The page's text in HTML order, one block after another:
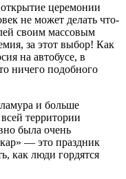
церемонии
не может делать что-
своим массовым
за этот выбор! Как
на автобусе, в
ничего подобного
и больше
территории
была очень
— это праздник
как люди гордятся